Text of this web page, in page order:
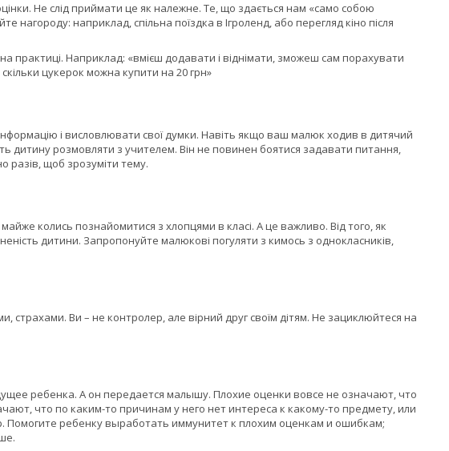
Не слід приймати це як належне. Те, що здається нам «само собою
наприклад, спільна поїздка в Ігроленд, або перегляд кіно після
практиці. Наприклад: «вмієш додавати і віднімати, зможеш сам порахувати
цукерок можна купити на 20 грн»
і висловлювати свої думки. Навіть якщо ваш малюк ходив в дитячий
дитину розмовляти з учителем. Він не повинен боятися задавати питання,
разів, щоб зрозуміти тему.
колись познайомитися з хлопцями в класі. А це важливо. Від того, як
дитини. Запропонуйте малюкові погуляти з кимось з однокласників,
страхами. Ви – не контролер, але вірний друг своїм дітям. Не зациклюйтеся на
ребенка. А он передается малышу. Плохие оценки вовсе не означают, что
что по каким-то причинам у него нет интереса к какому-то предмету, или
Помогите ребенку выработать иммунитет к плохим оценкам и ошибкам;